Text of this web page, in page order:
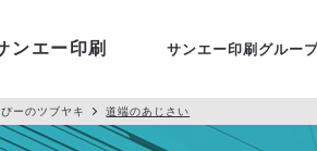
ンエー印刷 サンエー印刷グルー
ーのツブヤキ 道端のあじさい